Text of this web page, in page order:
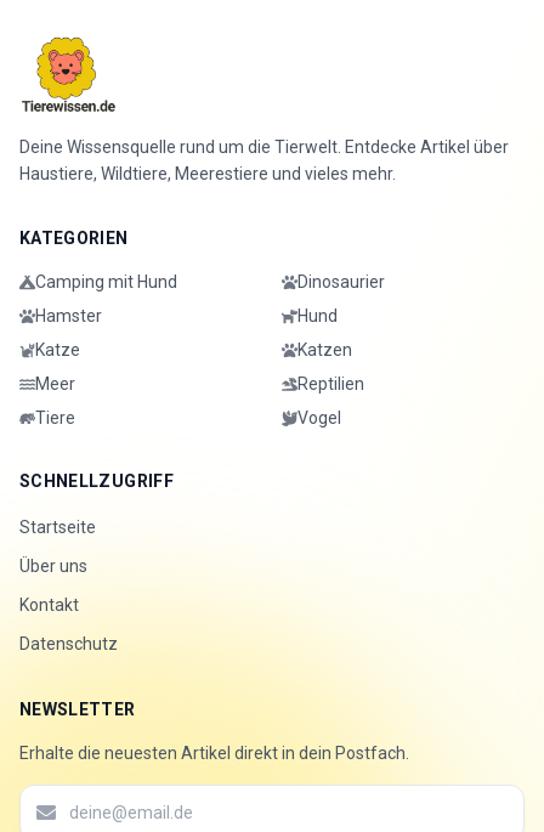
Deine Wissensquelle rund um die Tierwelt. Entdecke Artikel über
Haustiere, Wildtiere, Meerestiere und vieles mehr.
KATEGORIEN
Camping mit Hund
Dinosaurier
Hamster
Hund
Katze
Katzen
Meer
Reptilien
Tiere
Vogel
SCHNELLZUGRIFF
Startseite
Über uns
Kontakt
Datenschutz
NEWSLETTER
Erhalte die neuesten Artikel direkt in dein Postfach.